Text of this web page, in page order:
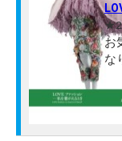
お
な
＝
ァ